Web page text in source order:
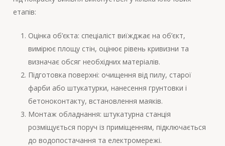
етапів:
Оцінка об’єкта: спеціаліст виїжджає на об’єкт,
вимірює площу стін, оцінює рівень кривизни та
визначає обсяг необхідних матеріалів.
Підготовка поверхні: очищення від пилу, старої
фарби або штукатурки, нанесення грунтовки і
бетоноконтакту, встановлення маяків.
Монтаж обладнання: штукатурна станція
розміщується поруч із приміщенням, підключається
до водопостачання та електромережі.